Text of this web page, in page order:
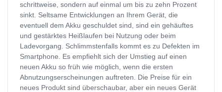
schrittweise, sondern auf einmal um bis zu zehn Prozent
sinkt. Seltsame Entwicklungen an Ihrem Gerät, die
eventuell dem Akku geschuldet sind, sind ein gehäuftes
und gestärktes Heißlaufen bei Nutzung oder beim
Ladevorgang. Schlimmstenfalls kommt es zu Defekten im
Smartphone. Es empfiehlt sich der Umstieg auf einen
neuen Akku so früh wie möglich, wenn die ersten
Abnutzungserscheinungen auftreten. Die Preise für ein
neues Produkt sind überschaubar, aber ein neues Gerät